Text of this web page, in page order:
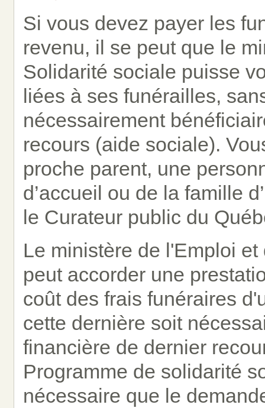
Si vous devez payer les
revenu, il se peut que le
Solidarité sociale puisse
liées à ses funérailles,
nécessairement
recours (aide sociale).
proche parent, une
d’accueil ou de la famille
le Curateur public du
Le ministère de l'Emploi
peut accorder une
coût des frais funéraires
cette dernière soit
financière de dernier
Programme de solidarité
nécessaire que le